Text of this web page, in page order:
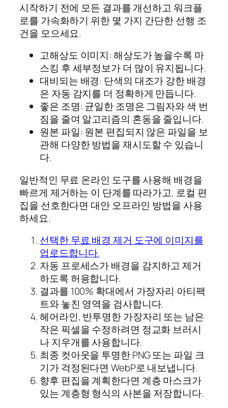
시작하기 전에 모든 결과를 개선하고 워크플
로를 가속화하기 위한 몇 가지 간단한 선행 조
건을 모으세요.
고해상도 이미지: 해상도가 높을수록 마
스킹 후 세부정보가 더 많이 유지됩니다.
대비되는 배경: 단색의 대조가 강한 배경
은 자동 감지를 더 정확하게 만듭니다.
좋은 조명: 균일한 조명은 그림자와 색 번
짐을 줄여 알고리즘의 혼동을 줄입니다.
원본 파일: 원본 편집되지 않은 파일을 보
관해 다양한 방법을 재시도할 수 있습니
다.
일반적인 무료 온라인 도구를 사용해 배경을
빠르게 제거하는 이 단계를 따라가고, 로컬 편
집을 선호한다면 대안 오프라인 방법을 사용
하세요.
선택한 무료 배경 제거 도구에 이미지를
업로드합니다.
자동 프로세스가 배경을 감지하고 제거
하도록 허용합니다.
결과를 100% 확대에서 가장자리 아티팩
트와 놓친 영역을 검사합니다.
헤어라인, 반투명한 가장자리 또는 남은
작은 픽셀을 수정하려면 정교화 브러시
나 지우개를 사용합니다.
최종 컷아웃을 투명한 PNG 또는 파일 크
기가 걱정된다면 WebP로 내보냅니다.
향후 편집을 계획한다면 계층 마스크가
있는 계층형 형식의 사본을 저장합니다.